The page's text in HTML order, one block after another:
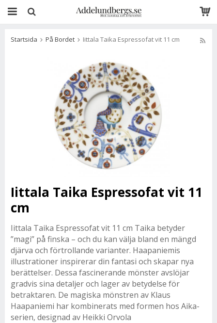
Startsida På Bordet Iittala Taika Espressofat vit 11 cm
Iittala Taika Espressofat vit 11
cm
Iittala Taika Espressofat vit 11 cm Taika betyder
”magi” på finska – och du kan välja bland en mängd
djärva och förtrollande varianter. Haapaniemis
illustrationer inspirerar din fantasi och skapar nya
berättelser. Dessa fascinerande mönster avslöjar
gradvis sina detaljer och lager av betydelse för
betraktaren. De magiska mönstren av Klaus
Haapaniemi har kombinerats med formen hos Aika-
serien, designad av Heikki Orvola